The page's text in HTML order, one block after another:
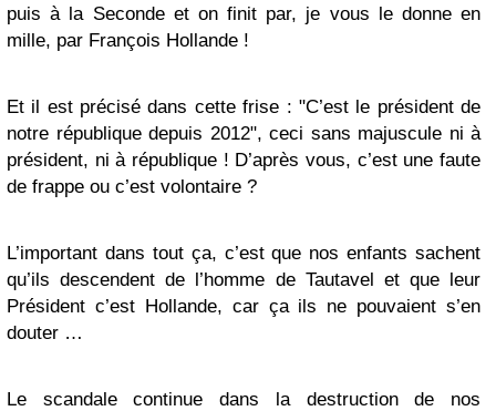
puis à la Seconde et on finit par, je vous le donne en
mille, par François Hollande !
Et il est précisé dans cette frise : "C’est le président de
notre république depuis 2012", ceci sans majuscule ni à
président, ni à république ! D’après vous, c’est une faute
de frappe ou c’est volontaire ?
L’important dans tout ça, c’est que nos enfants sachent
qu’ils descendent de l’homme de Tautavel et que leur
Président c’est Hollande, car ça ils ne pouvaient s’en
douter …
Le scandale continue dans la destruction de nos